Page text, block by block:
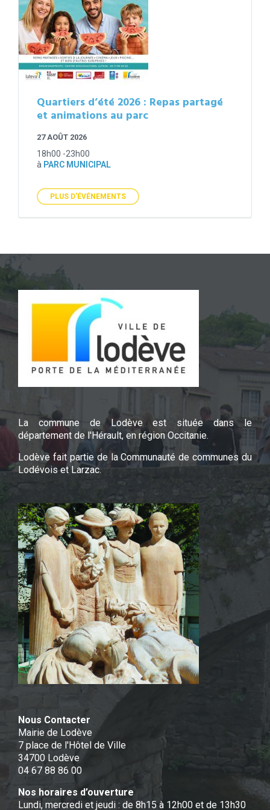
Quartiers d’été 2026 : Repas partagé
et animations au parc
27 AOÛT 2026
18h00 -23h00
à PARC MUNICIPAL
PLUS D'ÉVÉNEMENTS
La commune de Lodève est située dans le
département de l'Hérault, en région Occitanie.
Lodève fait partie de la Communauté de communes du
Lodévois et Larzac.
Nous Contacter
Mairie de Lodève
7 place de l'Hôtel de Ville
34700 Lodève
04 67 88 86 00
Nos horaires d’ouverture
Lundi, mercredi et jeudi : de 8h15 à 12h00 et de 13h30